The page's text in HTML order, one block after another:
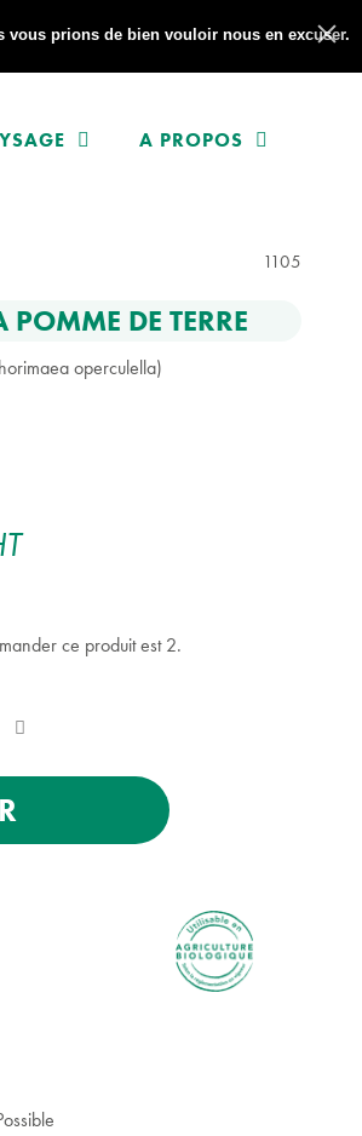
A PROPOS
1105
DE TERRE
operculella)
ce produit est 2.
vous prions de bien vouloir nous en excuser.